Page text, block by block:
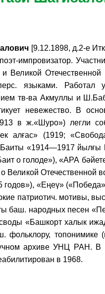
[9.12.1898, д.2-е
импровизатор.
Отечественной
языками. Работал
тв-ва Акмуллы и
невежество. В
в ж.«Шуро») легли
алғас» (1919;
Баиты «1914—1917
о голоде»), «АРА
Великой Отечественной
«Еңеү»
патриотич. мотивы,
баш. народных песен
«Башкорт халык
топонимике
архиве УНЦ РАН. В
в 1968.